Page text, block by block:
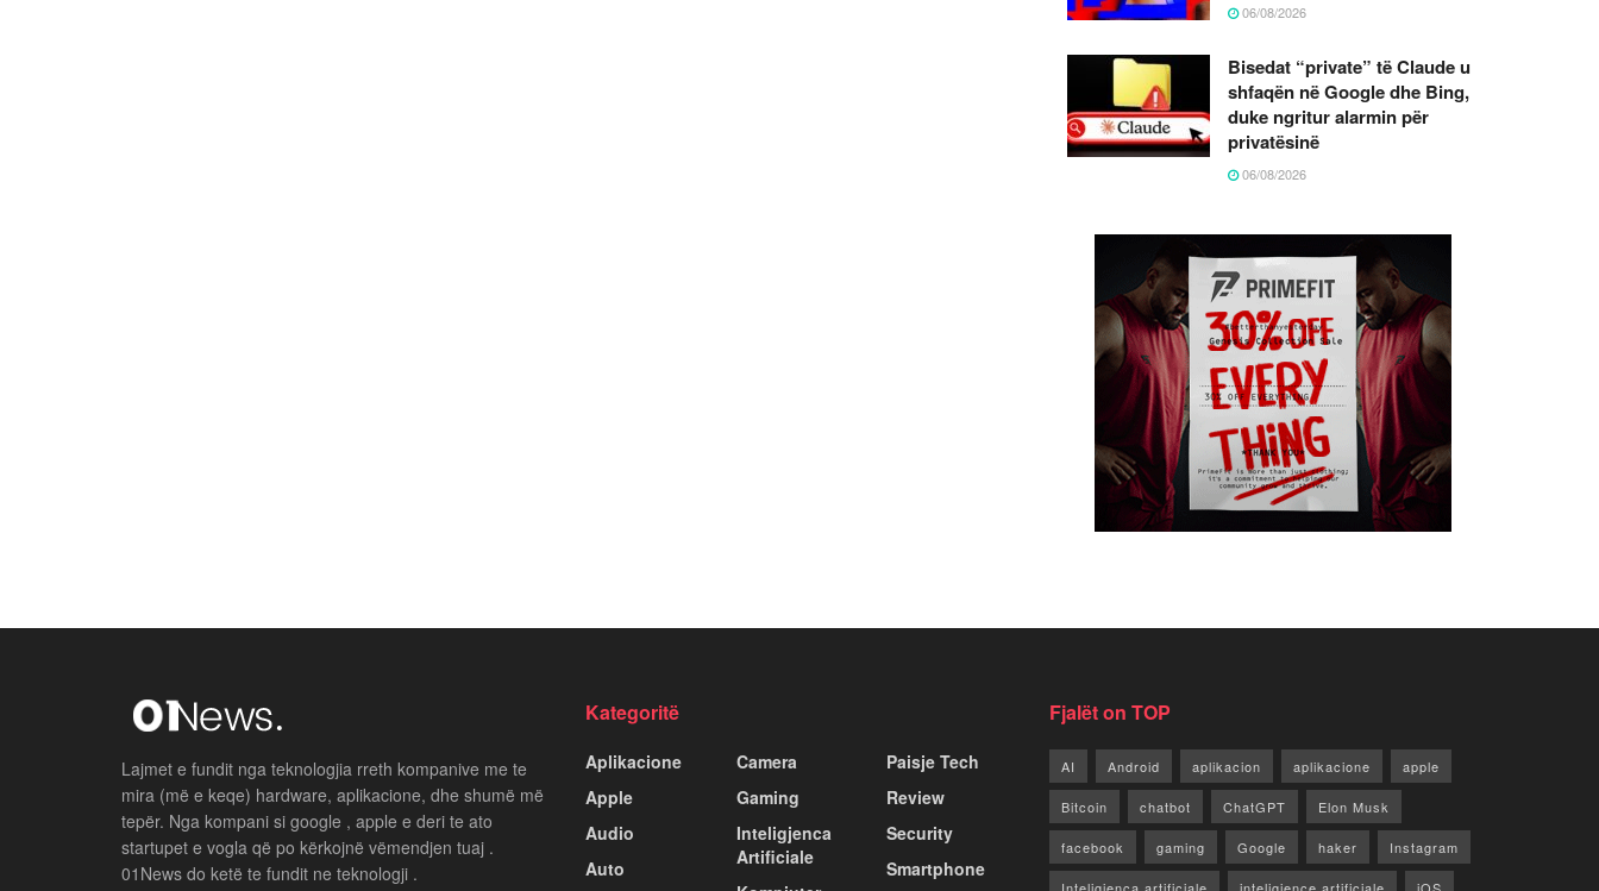
06/08/2026
Bisedat “private” të Claude u
shfaqën në Google dhe Bing,
duke ngritur alarmin për
privatësinë
06/08/2026
Lajmet e fundit nga teknologjia rreth kompanive me te
mira (më e keqe) hardware, aplikacione, dhe shumë më
tepër. Nga kompani si google , apple e deri te ato
startupet e vogla që po kërkojnë vëmendjen tuaj .
01News do ketë te fundit ne teknologji .
Kategoritë
Aplikacione
Apple
Audio
Auto
Camera
Gaming
Inteligjenca
Artificiale
Paisje Tech
Review
Security
Smartphone
Fjalët on TOP
AI Android aplikacion aplikacione apple
Bitcoin chatbot ChatGPT Elon Musk
facebook gaming Google haker Instagram